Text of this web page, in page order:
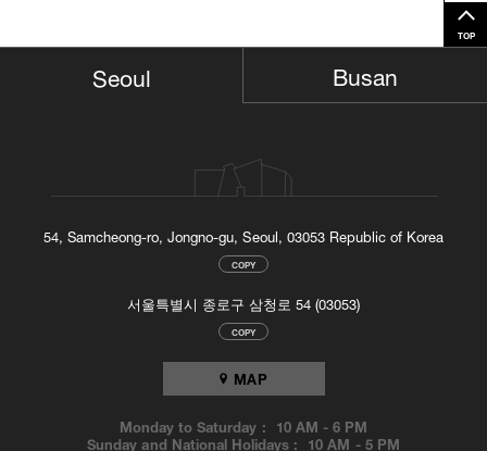
TOP
Seoul
54, Samcheong-ro, Jongno-gu, Seoul, 03053 Republic of Korea
COPY
서울특별시 종로구 삼청로 54 (03053)
COPY
MAP
Monday to Saturday : 10 AM -6 PM
Sunday and National Holidays : 10 AM -5 PM
Busan